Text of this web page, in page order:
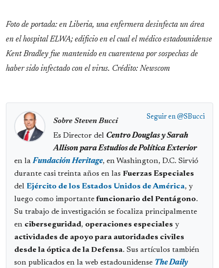
Foto de portada: en Liberia, una enfermera desinfecta un área
en el hospital ELWA; edificio en el cual el médico estadounidense
Kent Bradley fue mantenido en cuarentena por sospechas de
haber sido infectado con el virus. Crédito: Newscom
Seguir en @SBucci
Sobre Steven Bucci
Es Director del Centro Douglas y Sarah
Allison para Estudios de Política Exterior
en laFundación Heritage, en Washington, D.C. Sirvió
durante casi treinta años en las Fuerzas Especiales
del Ejército de los Estados Unidos de América, y
luego como importantefuncionario del Pentágono.
Su trabajo de investigación se focaliza principalmente
en ciberseguridad, operaciones especiales y
actividades de apoyo para autoridades civiles
desde la óptica de la Defensa. Sus artículos también
son publicados en la web estadounidense The Daily